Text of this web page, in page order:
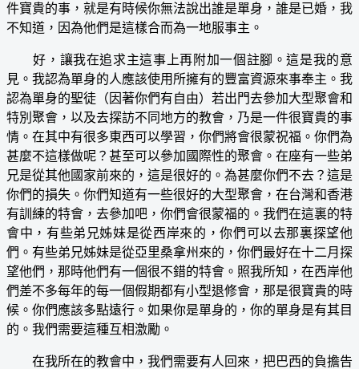
件寶貴的事，就是有時候你無法說出誰是單身，誰是已婚，我
不知道，因為他們是這樣合而為一地服事主。
好，讓我在追求主這事上再附加一個註腳。這是我的意
見。我認為單身的人應該使用所擁有的豐富資源來事奉主。我
認為單身的聖徒（因著你們有自由）若出門去參加大型聚會和
特別聚會，以及去探訪不同地方的教會，乃是一件很寶貴的事
情。在其中有很多東西可以學習，你們將會很蒙祝福。你們為
甚麼不這樣做呢？甚至可以參加國際性的聚會。在座有一些弟
兄是從其他國家前來的，這是很好的。為甚麼你們不去？這是
你們的損失。你們知道有一些很好的大型聚會，在台灣和香港
有訓練的特會，去參加吧，你們會很蒙福的。我們在這裏的特
會中，有些弟兄姊妹是從西岸來的，你們可以去那裏探望他
們。有些弟兄姊妹是從亞里桑拿州來的，你們最好在十二月探
望他們，那時他們有一個很不錯的特會。照我所知，在西岸他
們差不多每年的每一個假期都有小型退修會，那是很寶貴的時
候。你們應該多點遠行。如果你是單身的，你的單身是有其目
的。我們需要這種互相激勵。
在我所在的教會中，我們需要有人回來，把巴西的負擔告